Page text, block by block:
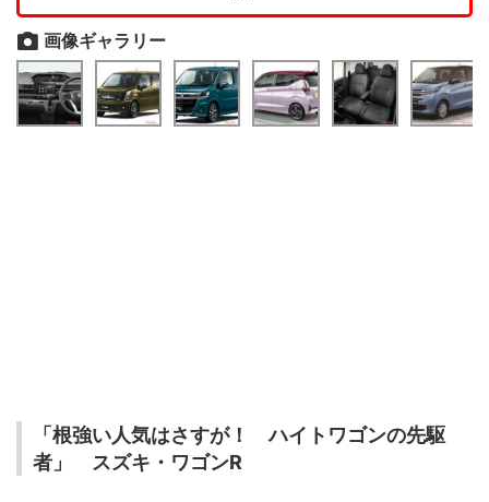
画像ギャラリー
「根強い人気はさすが！ ハイトワゴンの先駆
者」 スズキ・ワゴンR